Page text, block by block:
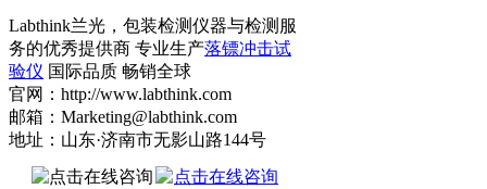
Labthink兰光，包装检测仪器与检测服
务的优秀提供商 专业生产落镖冲击试
验仪 国际品质 畅销全球
官网：http://www.labthink.com
邮箱：Marketing@labthink.com
地址：山东·济南市无影山路144号